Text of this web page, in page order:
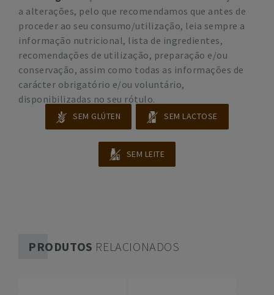
a alterações, pelo que recomendamos que antes de
proceder ao seu consumo/utilização, leia sempre a
informação nutricional, lista de ingredientes,
recomendações de utilização, preparação e/ou
conservação, assim como todas as informações de
carácter obrigatório e/ou voluntário,
disponibilizadas no seu rótulo.
SEM GLÚTEN SEM LACTOSE
SEM LEITE
PRODUTOS RELACIONADOS